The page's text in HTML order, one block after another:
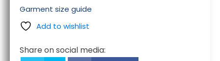
Trousers
Garment size guide
Add to wishlist
Share on social media: